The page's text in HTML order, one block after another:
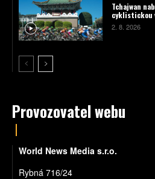
Tchajwan
cyklistickou
2. 8. 2026
Provozovatel webu
World News Media s.r.o.
Rybná 716/24